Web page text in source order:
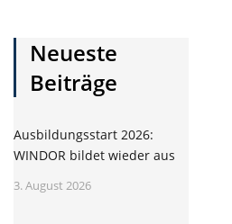
Neueste
Beiträge
Ausbildungsstart 2026:
WINDOR bildet wieder aus
3. August 2026